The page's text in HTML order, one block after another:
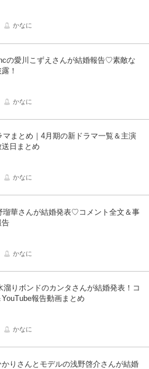
かなに
の愛川こずえさんが結婚報告♡素敵な
！
かなに
マまとめ｜4月期の新ドラマ一覧＆主演
日まとめ
かなに
瑠華さんが結婚発表♡コメント全文＆事
告
かなに
溜りボンドのカンタさんが結婚発表！コ
報告動画まとめ
かなに
りさんとモデルの浅野啓介さんが結婚